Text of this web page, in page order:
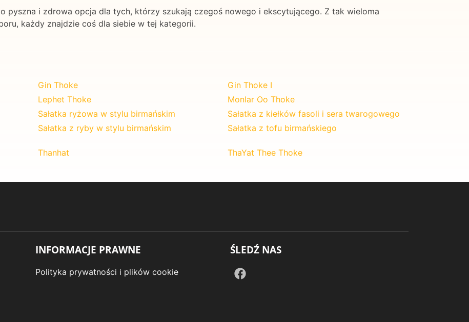
pyszna i zdrowa opcja dla tych, którzy szukają czegoś nowego i ekscytującego. Z tak wieloma
każdy znajdzie coś dla siebie w tej kategorii.
Gin Thoke
Gin Thoke I
Lephet Thoke
Monlar Oo Thoke
Sałatka ryżowa w stylu birmańskim
Sałatka z kiełków fasoli i sera twarogowego
Sałatka z ryby w stylu birmańskim Sałatka z tofu birmańskiego
Thanhat ThaYat Thee Thoke
INFORMACJE PRAWNE
Polityka prywatności i plików cookie
ŚLEDŹ NAS